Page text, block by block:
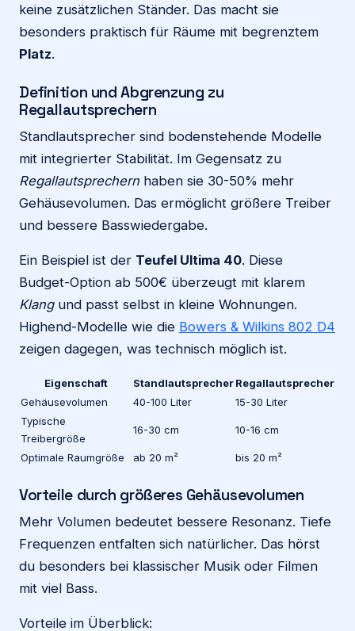
keine zusätzlichen Ständer. Das macht sie
besonders praktisch für Räume mit begrenztem
Platz.
Definition und Abgrenzung zu
Regallautsprechern
Standlautsprecher sind bodenstehende Modelle
mit integrierter Stabilität. Im Gegensatz zu
Regallautsprechern haben sie 30-50% mehr
Gehäusevolumen. Das ermöglicht größere Treiber
und bessere Basswiedergabe.
Ein Beispiel ist der Teufel Ultima 40. Diese
Budget-Option ab 500€ überzeugt mit klarem
Klangund passt selbst in kleine Wohnungen.
Highend-Modelle wie die Bowers & Wilkins 802 D4
zeigen dagegen, was technisch möglich ist.
Eigenschaft StandlautsprecherRegallautsprecher
Gehäusevolumen
40-100 Liter
15-30 Liter
Typische
Treibergröße
16-30 cm 10-16 cm
Optimale Raumgröße ab 20 m² bis 20 m²
Vorteile durch größeres Gehäusevolumen
Mehr Volumen bedeutet bessere Resonanz. Tiefe
Frequenzen entfalten sich natürlicher. Das hörst
du besonders bei klassischer Musik oder Filmen
mit viel Bass.
Vorteile im Überblick: